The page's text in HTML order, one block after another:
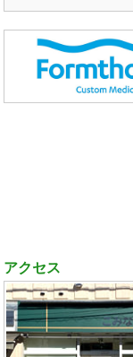
アクセス